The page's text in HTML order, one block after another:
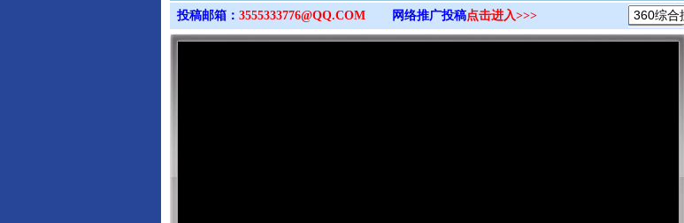
投稿邮箱： 3555333776@QQ.COM 网络推广投稿点击进入>>>